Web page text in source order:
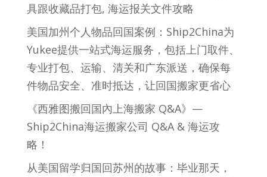
具跟收藏品打包, 海运报关文件攻略
美国加州个人物品回国案例：Ship2China为
Yukee提供一站式海运服务，包括上门取件、
专业打包、运输、清关和广东派送，确保每
件物品安全、准时抵达，让回国搬家更省心
《西雅图搬回国內上海搬家 Q&A》—
Ship2China海运搬家公司 Q&A & 海运攻
略！
从美国留学归国回苏州的故事：毕业那天，